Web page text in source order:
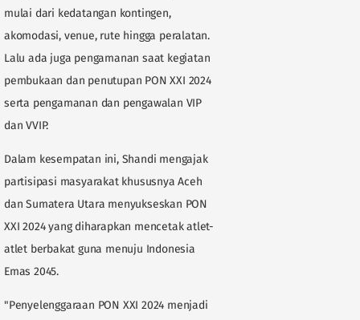
mulai dari kedatangan kontingen,
akomodasi, venue, rute hingga peralatan.
Lalu ada juga pengamanan saat kegiatan
pembukaan dan penutupan PON XXI 2024
serta pengamanan dan pengawalan VIP
dan VVIP.
Dalam kesempatan ini, Shandi mengajak
partisipasi masyarakat khususnya Aceh
dan Sumatera Utara menyukseskan PON
XXI 2024 yang diharapkan mencetak atlet-
atlet berbakat guna menuju Indonesia
Emas 2045.
"Penyelenggaraan PON XXI 2024 menjadi